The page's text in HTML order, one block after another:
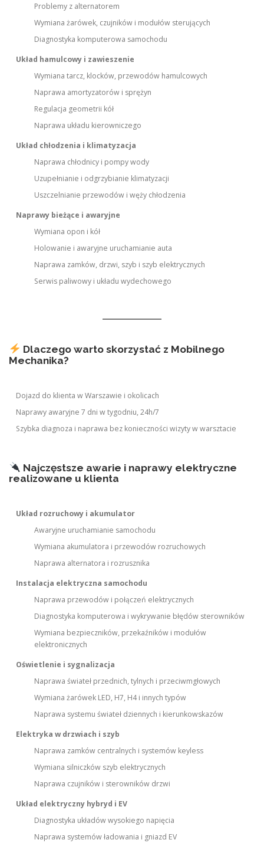
Problemy z alternatorem
Wymiana żarówek, czujników i modułów sterujących
Diagnostyka komputerowa samochodu
Układ hamulcowy i zawieszenie
Wymiana tarcz, klocków, przewodów hamulcowych
Naprawa amortyzatorów i sprężyn
Regulacja geometrii kół
Naprawa układu kierowniczego
Układ chłodzenia i klimatyzacja
Naprawa chłodnicy i pompy wody
Uzupełnianie i odgrzybianie klimatyzacji
Uszczelnianie przewodów i węży chłodzenia
Naprawy bieżące i awaryjne
Wymiana opon i kół
Holowanie i awaryjne uruchamianie auta
Naprawa zamków, drzwi, szyb i szyb elektrycznych
Serwis paliwowy i układu wydechowego
Dlaczego warto skorzystać z Mobilnego
Mechanika?
Dojazd do klienta w Warszawie i okolicach
Naprawy awaryjne 7 dni w tygodniu, 24h/7
Szybka diagnoza i naprawa bez konieczności wizyty w warsztacie
Najczęstsze awarie i naprawy elektryczne
realizowane u klienta
Układ rozruchowy i akumulator
Awaryjne uruchamianie samochodu
Wymiana akumulatora i przewodów rozruchowych
Naprawa alternatora i rozrusznika
Instalacja elektryczna samochodu
Naprawa przewodów i połączeń elektrycznych
Diagnostyka komputerowa i wykrywanie błędów sterowników
Wymiana bezpieczników, przekaźników i modułów
elektronicznych
Oświetlenie i sygnalizacja
Naprawa świateł przednich, tylnych i przeciwmgłowych
Wymiana żarówek LED, H7, H4 i innych typów
Naprawa systemu świateł dziennych i kierunkowskazów
Elektryka w drzwiach i szyb
Naprawa zamków centralnych i systemów keyless
Wymiana silniczków szyb elektrycznych
Naprawa czujników i sterowników drzwi
Układ elektryczny hybryd i EV
Diagnostyka układów wysokiego napięcia
Naprawa systemów ładowania i gniazd EV